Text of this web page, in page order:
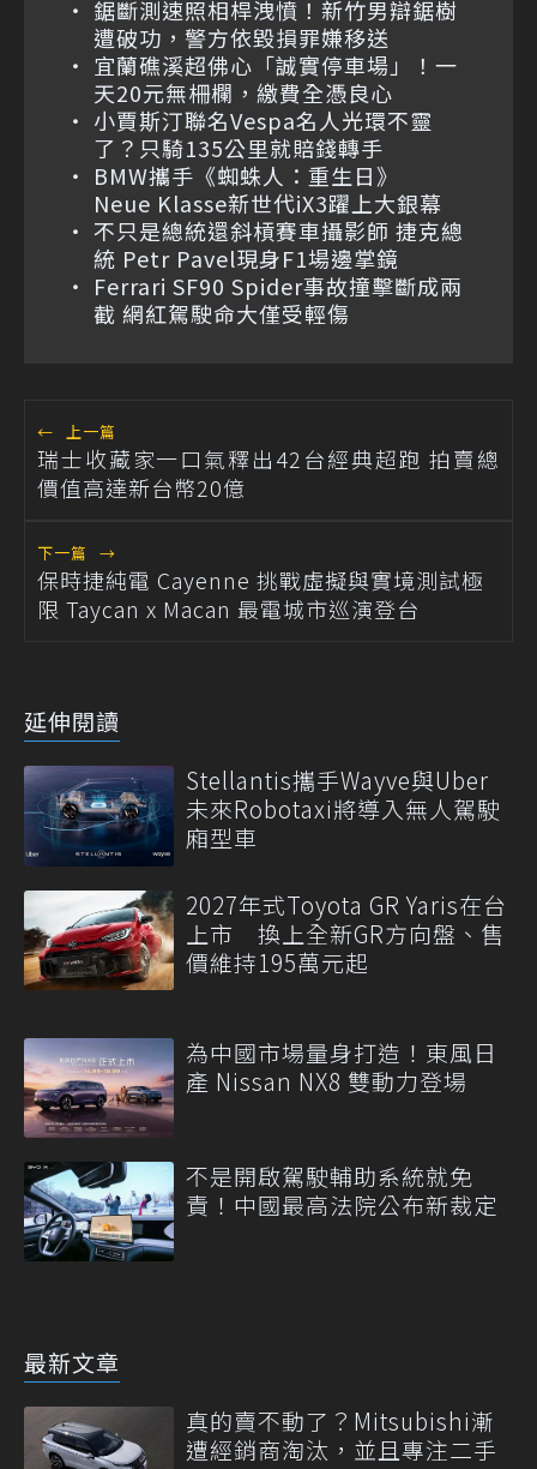
鋸斷測速照相桿洩憤！新竹男辯鋸樹
遭破功，警方依毀損罪嫌移送
宜蘭礁溪超佛心「誠實停車場」！一
天20元無柵欄，繳費全憑良心
小賈斯汀聯名Vespa名人光環不靈
了？只騎135公里就賠錢轉手
BMW攜手《蜘蛛人：重生日》
Neue Klasse新世代iX3躍上大銀幕
不只是總統還斜槓賽車攝影師 捷克總
統 Petr Pavel現身F1場邊掌鏡
Ferrari SF90 Spider事故撞擊斷成兩
截 網紅駕駛命大僅受輕傷
← 上一篇
瑞士收藏家一口氣釋出42台經典超跑 拍賣總
價值高達新台幣20億
下一篇 →
保時捷純電 Cayenne 挑戰虛擬與實境測試極
限 Taycan x Macan 最電城市巡演登台
延伸閱讀
Stellantis攜手Wayve與Uber
未來Robotaxi將導入無人駕駛
廂型車
2027年式Toyota GR Yaris在台
上市 換上全新GR方向盤、售
價維持195萬元起
為中國市場量身打造！東風日
產 Nissan NX8 雙動力登場
不是開啟駕駛輔助系統就免
責！中國最高法院公布新裁定
最新文章
真的賣不動了？Mitsubishi漸
遭經銷商淘汰，並且專注二手